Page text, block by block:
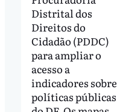
Distrital dos
Direitos do
Cidadão (PDDC)
para ampliar o
acesso a
indicadores sobre
políticas públicas